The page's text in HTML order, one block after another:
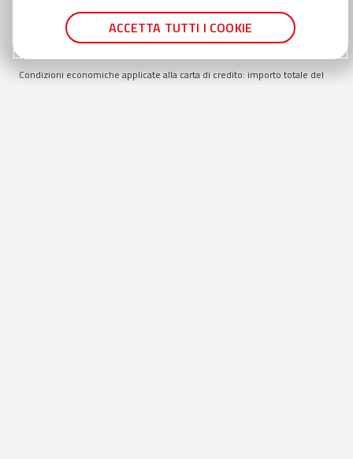
mesi, max84mesi. Condizioni suscettibili di variazione in caso di
richiesta presentata in filiale TAN min14,55 % TAN max16,35
% TAEG min
% TAEG max18,69%.
Condizioni economiche applicate alla carta di credito: importo totale del
ACCETTA TUTTI I COOKIE